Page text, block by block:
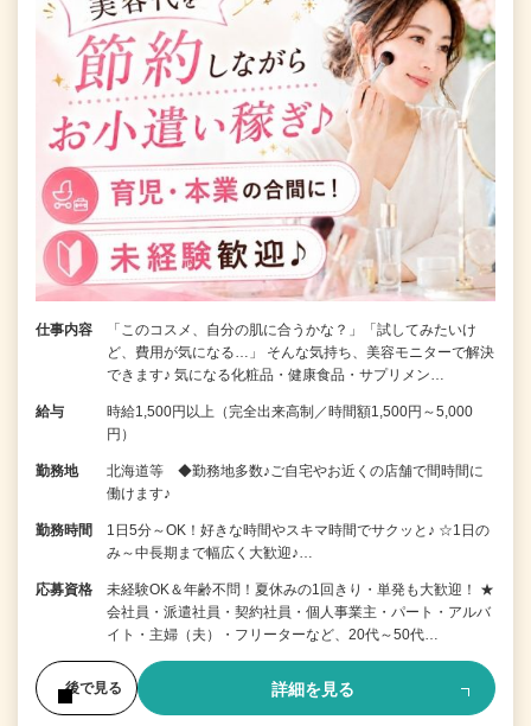
仕事内容
「このコスメ、自分の肌に合うかな？」「試してみたいけ
ど、費用が気になる…」 そんな気持ち、美容モニターで解決
できます♪ 気になる化粧品・健康食品・サプリメン…
給与
時給1,500円以上（完全出来高制／時間額1,500円～5,000
円）
勤務地
北海道等 ◆勤務地多数♪ご自宅やお近くの店舗で間時間に
働けます♪
勤務時間
1日5分～OK！好きな時間やスキマ時間でサクッと♪ ☆1日の
み～中長期まで幅広く大歓迎♪…
応募資格
未経験OK＆年齢不問！夏休みの1回きり・単発も大歓迎！ ★
会社員・派遣社員・契約社員・個人事業主・パート・アルバ
イト・主婦（夫）・フリーターなど、20代～50代…
後で見る 詳細を見る